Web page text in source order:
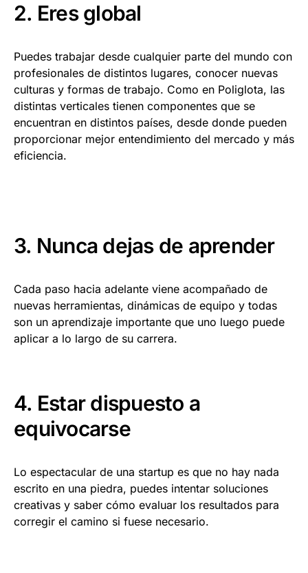
2. Eres global
Puedes trabajar desde cualquier parte del mundo con
profesionales de distintos lugares, conocer nuevas
culturas y formas de trabajo. Como en Poliglota, las
distintas verticales tienen componentes que se
encuentran en distintos países, desde donde pueden
proporcionar mejor entendimiento del mercado y más
eficiencia.
3. Nunca dejas de aprender
Cada paso hacia adelante viene acompañado de
nuevas herramientas, dinámicas de equipo y todas
son un aprendizaje importante que uno luego puede
aplicar a lo largo de su carrera.
4. Estar dispuesto a
equivocarse
Lo espectacular de una startup es que no hay nada
escrito en una piedra, puedes intentar soluciones
creativas y saber cómo evaluar los resultados para
corregir el camino si fuese necesario.